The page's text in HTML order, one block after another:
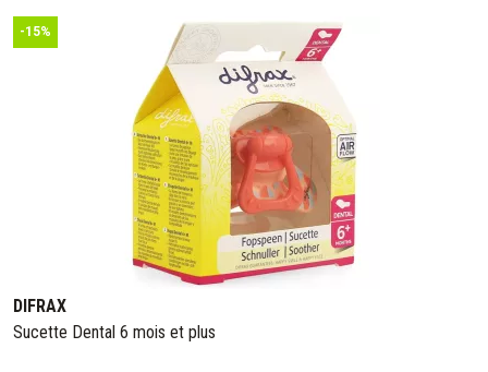
-15%
DIFRAX
Sucette Dental 6 mois et plus